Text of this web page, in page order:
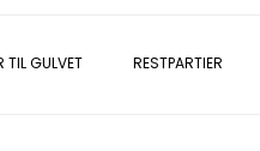
TIL GULVET RESTPARTIER